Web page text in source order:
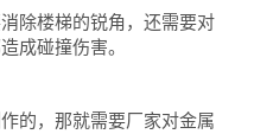
楼梯的锐角，还需要对
成碰撞伤害。
，那就需要厂家对金属